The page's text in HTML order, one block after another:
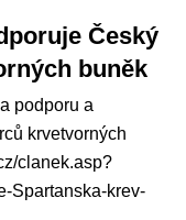
Český
buněk
podporu a
krvetvorných
clanek.asp?
Spartanska-krev-